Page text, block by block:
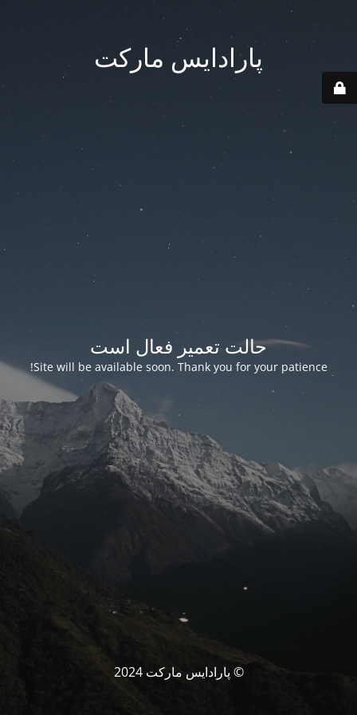
پارادایس مارکت
حالت تعمیر فعال است
Site will be available soon. Thank you for your patience!
© پارادایس مارکت 2024